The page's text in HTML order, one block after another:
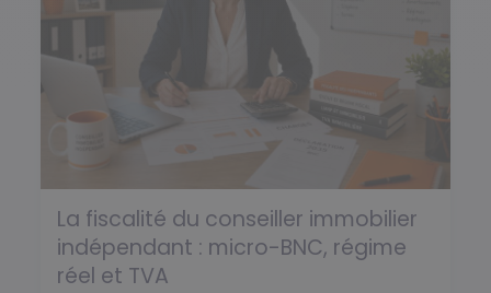
La fiscalité du conseiller immobilier
indépendant : micro-BNC, régime
réel et TVA